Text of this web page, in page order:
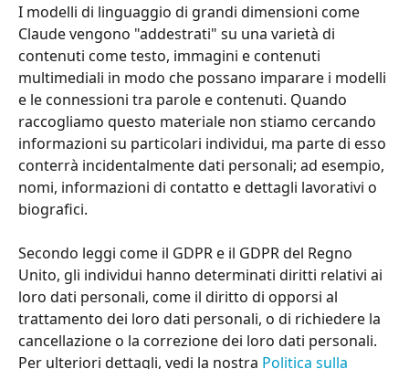
I modelli di linguaggio di grandi dimensioni come
Claude vengono "addestrati" su una varietà di
contenuti come testo, immagini e contenuti
multimediali in modo che possano imparare i modelli
e le connessioni tra parole e contenuti. Quando
raccogliamo questo materiale non stiamo cercando
informazioni su particolari individui, ma parte di esso
conterrà incidentalmente dati personali; ad esempio,
nomi, informazioni di contatto e dettagli lavorativi o
biografici.
Secondo leggi come il GDPR e il GDPR del Regno
Unito, gli individui hanno determinati diritti relativi ai
loro dati personali, come il diritto di opporsi al
trattamento dei loro dati personali, o di richiedere la
cancellazione o la correzione dei loro dati personali.
Per ulteriori dettagli, vedi la nostra Politica sulla